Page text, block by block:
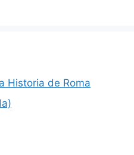
Historia de Roma